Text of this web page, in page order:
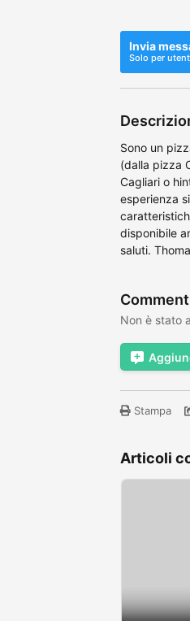
Invia
Solo per
Sono un
(dalla pizza
Cagliari o
esperienza
disponibile
saluti.
Non è stato
Stampa
Articoli